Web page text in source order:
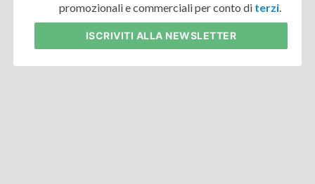
promozionali e commerciali per conto di terzi.
ISCRIVITI ALLA NEWSLETTER